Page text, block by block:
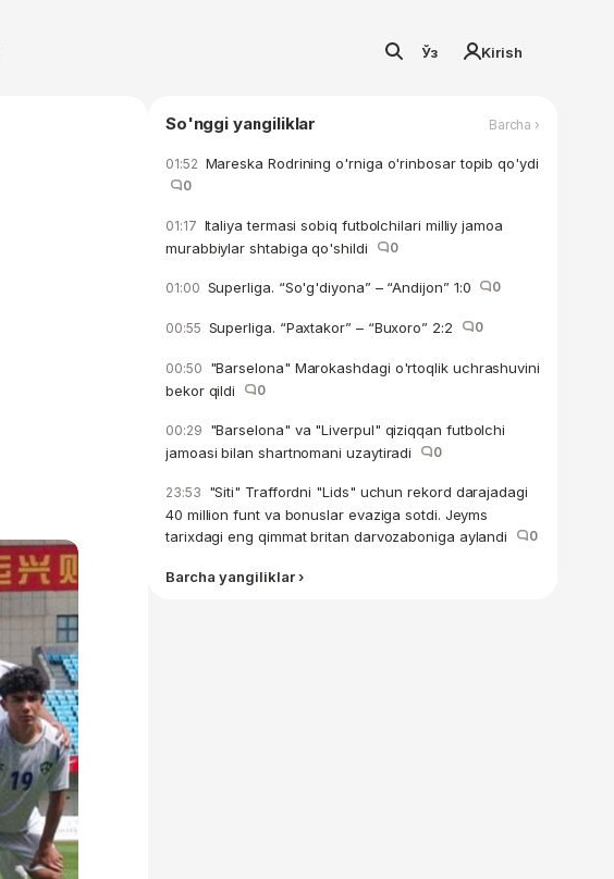
Ўз Kirish
So'nggi yangiliklar Barcha ›
01:52 Mareska Rodrining o'rniga o'rinbosar topib qo'ydi
0
01:17 Italiya termasi sobiq futbolchilari milliy jamoa
murabbiylar shtabiga qo'shildi
0
01:00 Superliga. “So'g'diyona” – “Andijon” 1:0 0
00:55 Superliga. “Paxtakor” – “Buxoro” 2:2 0
00:50 "Barselona" Marokashdagi o'rtoqlik uchrashuvini
bekor qildi
0
00:29 "Barselona" va "Liverpul" qiziqqan futbolchi
jamoasi bilan shartnomani uzaytiradi
0
23:53 "Siti" Traffordni "Lids" uchun rekord darajadagi
40 million funt va bonuslar evaziga sotdi. Jeyms
tarixdagi eng qimmat britan darvozaboniga aylandi
0
Barcha yangiliklar ›